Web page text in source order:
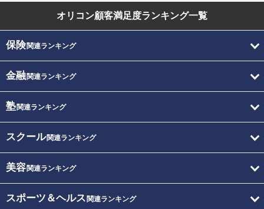
オリコン顧客満足度ランキング一覧
保険関連ランキング
金融関連ランキング
塾関連ランキング
スクール関連ランキング
美容関連ランキング
スポーツ＆ヘルス 関連ランキング